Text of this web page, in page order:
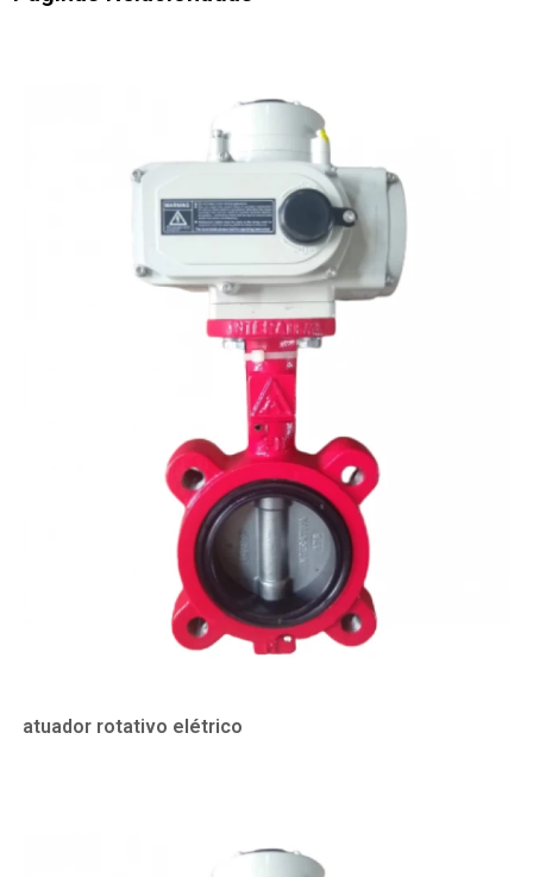
atuador rotativo elétrico